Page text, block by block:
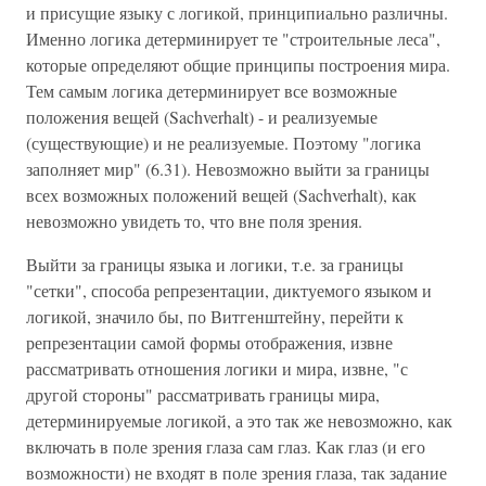
и присущие языку с логикой, принципиально различны.
Именно логика детерминирует те "строительные леса",
которые определяют общие принципы построения мира.
Тем самым логика детерминирует все возможные
положения вещей (Sachverhalt) - и реализуемые
(существующие) и не реализуемые. Поэтому "логика
заполняет мир" (6.31). Невозможно выйти за границы
всех возможных положений вещей (Sachverhalt), как
невозможно увидеть то, что вне поля зрения.
Выйти за границы языка и логики, т.е. за границы
"сетки", способа репрезентации, диктуемого языком и
логикой, значило бы, по Витгенштейну, перейти к
репрезентации самой формы отображения, извне
рассматривать отношения логики и мира, извне, "с
другой стороны" рассматривать границы мира,
детерминируемые логикой, а это так же невозможно, как
включать в поле зрения глаза сам глаз. Как глаз (и его
возможности) не входят в поле зрения глаза, так задание